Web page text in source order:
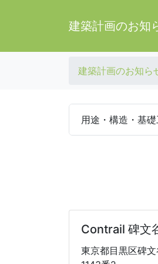
建築計画のお知
建築計画のお知ら
用途・構造・基
Contrail 碑文
東京都目黒区碑